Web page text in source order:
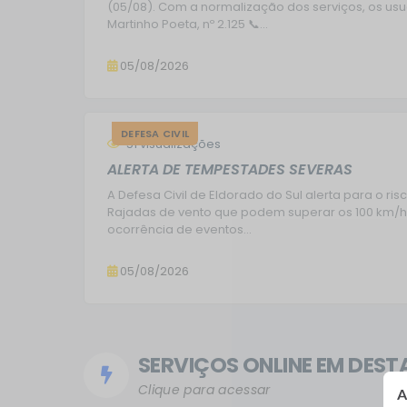
05/08/2026
(05/08). Com a normalização dos serviços, os
Martinho Poeta, nº 2.125 📞...
ALERTA DE TEMPESTADES SEVERAS
05/08/2026
DEFESA CIVIL
51visualizações
A Defesa Civil de Eldorado do Sul alerta para o
Rajadas de vento que podem superar os 100
ocorrência de eventos...
SERVIÇOS ONLINE EM
Clique para acessar